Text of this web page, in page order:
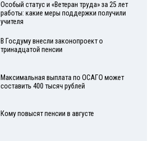
Особый статус и «Ветеран труда» за 25 лет
работы: какие меры поддержки получили
учителя
В Госдуму внесли законопроект о
тринадцатой пенсии
Максимальная выплата по ОСАГО может
составить 400 тысяч рублей
Кому повысят пенсии в августе